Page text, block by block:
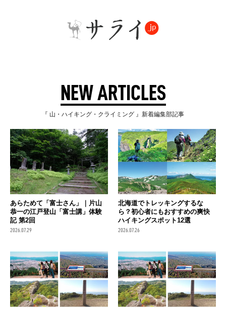
NEW ARTICLES
『 山・ハイキング・クライミング 』新着編集部記事
あらためて「富士さん」｜片山
恭一の江戸登山「富士講」体験
記 第2回
2026.07.29
北海道でトレッキングするな
ら？初心者にもおすすめの爽快
ハイキングスポット12選
2026.07.26